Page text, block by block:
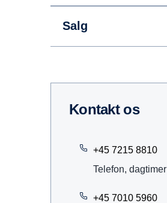
Salg
kontakt os
+45 7215 8810
Telefon, dagtimer
+45 7010 5960